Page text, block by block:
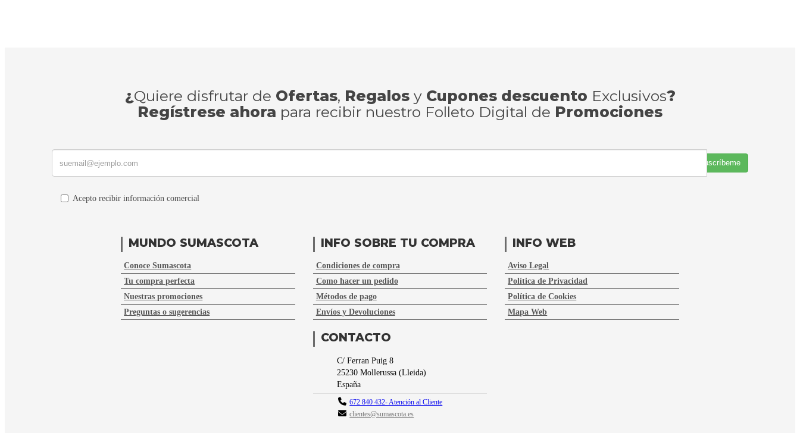
¿Quiere disfrutar de Ofertas, Regalosy Cupones descuento Exclusivos?
Regístrese ahora para recibir nuestro Folleto Digital de Promociones
Suscríbeme
Acepto recibir información comercial
MUNDO SUMASCOTA
Conoce Sumascota
Tu compra perfecta
Nuestras promociones
Preguntas o sugerencias
INFO SOBRE TU COMPRA
Condiciones de compra
Como hacer un pedido
Métodos de pago
Envíos y Devoluciones
INFO WEB
Aviso Legal
Política de Privacidad
Política de Cookies
Mapa Web
CONTACTO
C/ Ferran Puig 8
25230 Mollerussa(Lleida)
España
672 840 432- Atención al Cliente
clientes@sumascota.es